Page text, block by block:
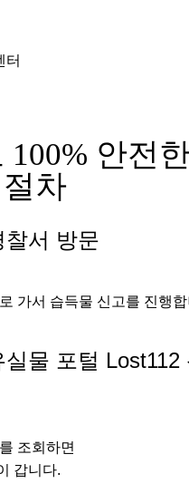
터
100% 안전
차
서 방문
가서 습득물 신고를 진행
물 포털 Lost112
조회하면
갑니다.